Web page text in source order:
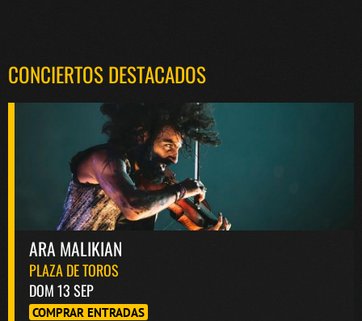
CONCIERTOS DESTACADOS
ARA MALIKIAN
PLAZA DE TOROS
DOM 13 SEP
COMPRAR ENTRADAS